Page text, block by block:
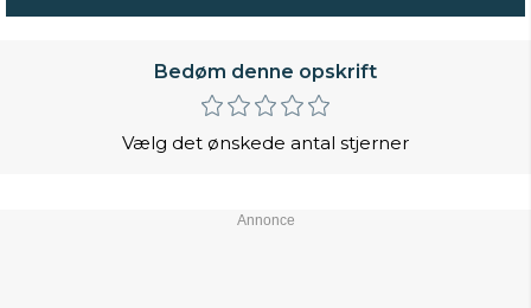
Bedøm denne opskrift
Vælg det ønskede antal stjerner